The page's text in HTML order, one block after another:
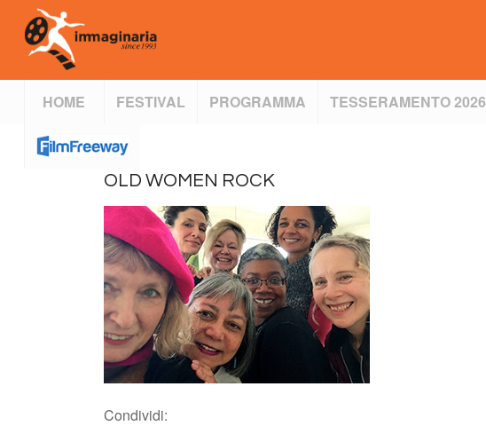
HOME FESTIVAL PROGRAMMA TESSERAMENTO 2026
OLD WOMEN ROCK
Condividi: